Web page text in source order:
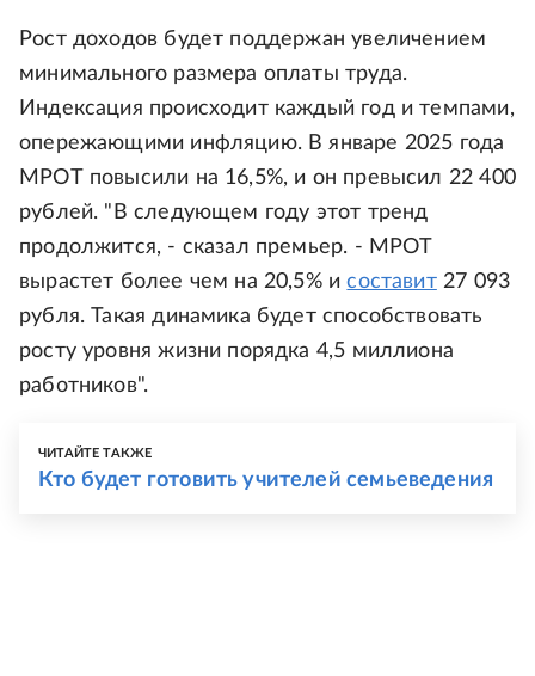
Рост доходов будет поддержан увеличением
минимального размера оплаты труда.
Индексация происходит каждый год и темпами,
опережающими инфляцию. В январе 2025 года
МРОТ повысили на 16,5%, и он превысил 22 400
рублей. "В следующем году этот тренд
продолжится, - сказал премьер. - МРОТ
вырастет более чем на 20,5% исоставит27 093
рубля. Такая динамика будет способствовать
росту уровня жизни порядка 4,5 миллиона
работников".
ЧИТАЙТЕ ТАКЖЕ
Кто будет готовить учителей семьеведения